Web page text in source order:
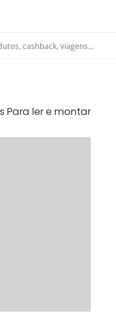
cashback, viagens...
Para ler e montar